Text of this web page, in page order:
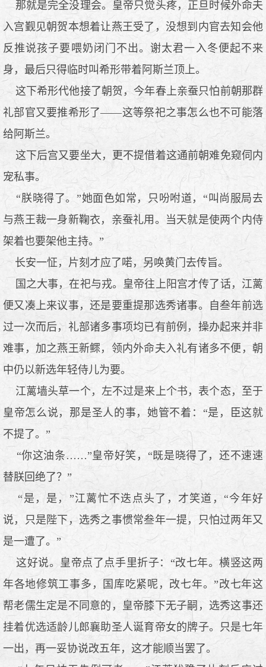
那就是完全没理会。皇帝只觉头疼，正旦时候外命夫
入宫觐见朝贺本想着让燕王受了，没想到内官去知会他
反推说孩子要喂奶闭门不出。谢太君一入冬便起不来
身，最后只得临时叫希形带着阿斯兰顶上。
这下希形代他接了朝贺，今年春上亲蚕只怕前朝那群
礼部官又要推希形了——这等祭祀之事怎么也不可能落
给阿斯兰。
这下后宫又要坐大，更不提借着这通前朝难免窥伺内
宠私事。
“朕晓得了。”她面色如常，只吩咐道，“叫尚服局去
与燕王裁一身新鞠衣，亲蚕礼用。当天就是使两个内侍
架着也要架他主持。”
长安一怔，片刻才应了喏，另唤黄门去传旨。
国之大事，在祀与戎。皇帝往上阳宫才传了话，江蓠
便又凑上来议事，还是要重提那选秀诸事。自叁年前选
过一次而后，礼部诸多事项均已有前例，操办起来并非
难事，加之燕王新鳏，领内外命夫入礼有诸多不便，朝
中仍以新选年轻侍儿为要。
江蓠墙头草一个，左不过是来上个书，表个态，至于
皇帝怎么说，那是圣人的事，她管不着：“是，臣这就
不提了。”
“你这油条……”皇帝好笑，“既是晓得了，还不速速
替朕回绝了？”
“是，是，”江蓠忙不迭点头了，才笑道，“今年好
说，只是陛下，选秀之事惯常叁年一提，只怕过两年又
是一遭了。”
这好说。皇帝点了点手里折子：“改七年。横竖这两
年各地修筑工事多，国库吃紧呢，改七年。”改七年这
帮老儒生定是不同意的，皇帝膝下无子嗣，选秀这事还
挂着优选适龄儿郎襄助圣人诞育帝女的牌子。只是七年
一出，再一妥协说改五年，这才能顺当罢了。